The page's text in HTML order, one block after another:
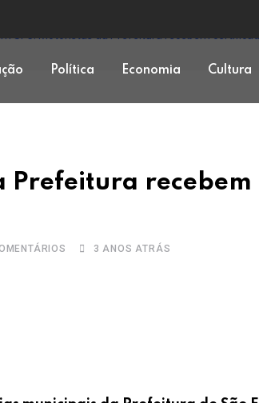
Política Economia Cultura
Prefeitura
3 ANOS ATRÁS